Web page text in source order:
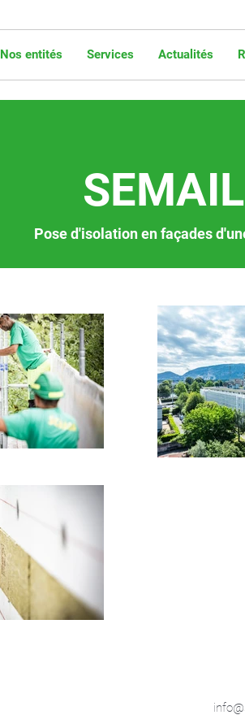
Nos entités Services Actualités
Pose d'isolation en façades